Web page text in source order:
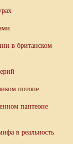
в британском
потопе
пантеоне
в реальность